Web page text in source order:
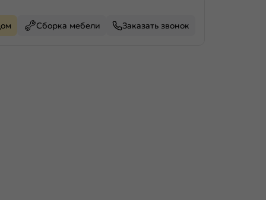
Сборка мебели Заказать звонок